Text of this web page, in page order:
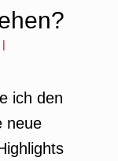
|
ich den
neue